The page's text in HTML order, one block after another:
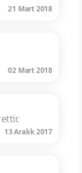
21 Mart 2018
02 Mart 2018
13 Aralık 2017